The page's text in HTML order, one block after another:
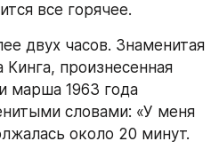
все горячее.
двух часов. Знаменитая
произнесенная
марша 1963 года
словами: «У меня
около 20 минут.